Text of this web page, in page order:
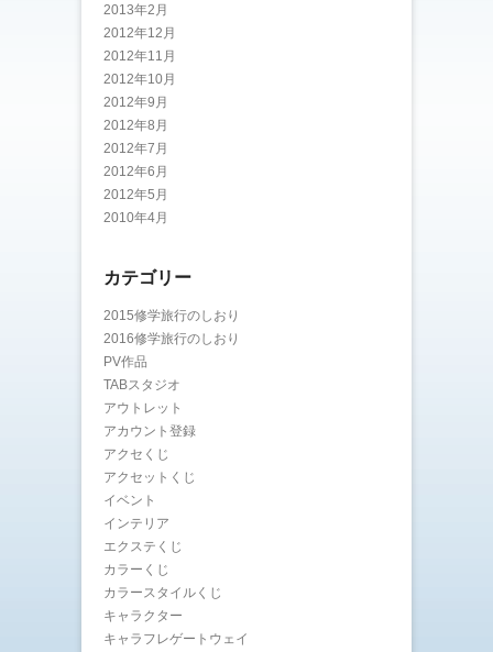
2013年2月
2012年12月
2012年11月
2012年10月
2012年9月
2012年8月
2012年7月
2012年6月
2012年5月
2010年4月
カテゴリー
2015修学旅行のしおり
2016修学旅行のしおり
PV作品
TABスタジオ
アウトレット
アカウント登録
アクセくじ
アクセットくじ
イベント
インテリア
エクステくじ
カラーくじ
カラースタイルくじ
キャラクター
キャラフレゲートウェイ